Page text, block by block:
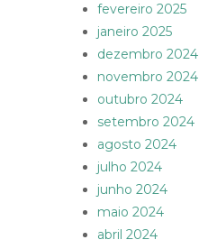
fevereiro 2025
janeiro 2025
dezembro 2024
novembro 2024
outubro 2024
setembro 2024
agosto 2024
julho 2024
junho 2024
maio 2024
abril 2024